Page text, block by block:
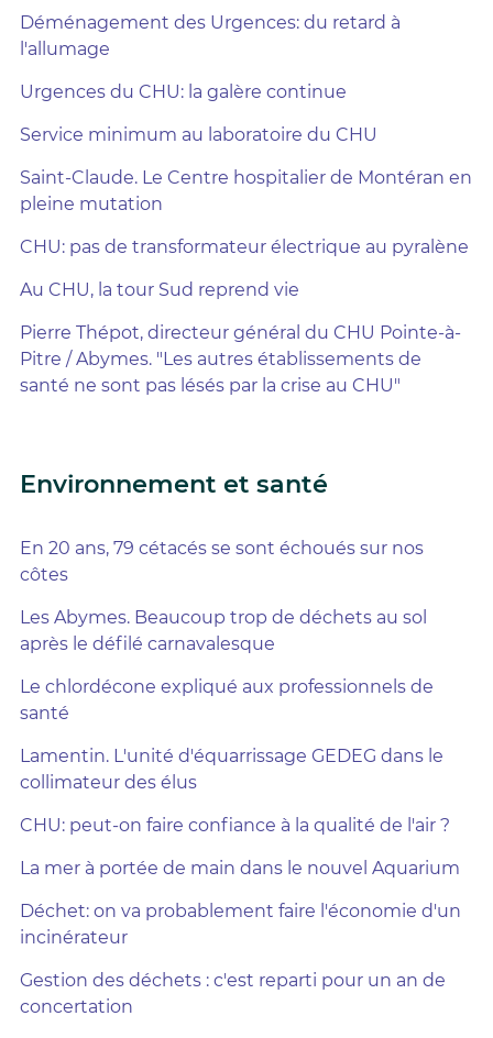
Déménagement des Urgences: du retard à
l'allumage
Urgences du CHU: la galère continue
Service minimum au laboratoire du CHU
Saint-Claude. Le Centre hospitalier de Montéran en
pleine mutation
CHU: pas de transformateur électrique au pyralène
Au CHU, la tour Sud reprend vie
Pierre Thépot, directeur général du CHU Pointe-à-
Pitre / Abymes. "Les autres établissements de
santé ne sont pas lésés par la crise au CHU"
Environnement et santé
En 20 ans, 79 cétacés se sont échoués sur nos
côtes
Les Abymes. Beaucoup trop de déchets au sol
après le défilé carnavalesque
Le chlordécone expliqué aux professionnels de
santé
Lamentin. L'unité d'équarrissage GEDEG dans le
collimateur des élus
CHU: peut-on faire confiance à la qualité de l'air ?
La mer à portée de main dans le nouvel Aquarium
Déchet: on va probablement faire l'économie d'un
incinérateur
Gestion des déchets : c'est reparti pour un an de
concertation